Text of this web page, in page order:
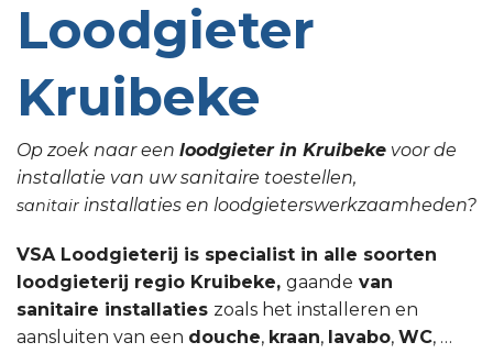
Loodgieter
Kruibeke
Op zoek naar een loodgieter in Kruibeke voor de
installatie van uw sanitaire toestellen,
sanitair installaties en loodgieterswerkzaamheden?
VSA Loodgieterij is specialist in alle soorten
loodgieterij regio Kruibeke, gaande van
sanitaire installaties zoals het installeren en
aansluiten van een douche, kraan, lavabo, WC, …